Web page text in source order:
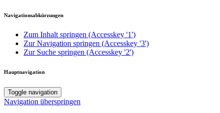
Navigationsabkürzungen
Zum Inhalt springen (Accesskey '1')
Zur Navigation springen (Accesskey '3')
Zur Suche springen (Accesskey '2')
Hauptnavigation
Toggle navigation
Navigation überspringen